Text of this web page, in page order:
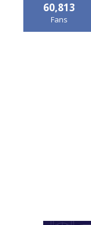
60,813
Fans